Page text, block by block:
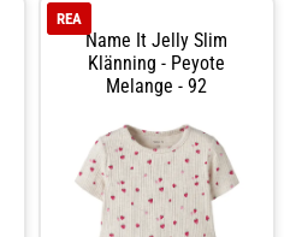
fina passformen ger b
Name It Jelly Slim
Klänning - Peyote
Melange - 92
REA